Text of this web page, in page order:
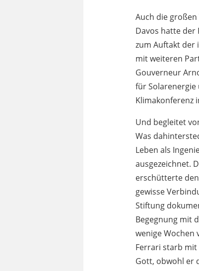
Auch die
Davos hatte der
zum Auftakt der
mit weiteren
Gouverneur
für Solarenergie
Klimakonferenz
Und begleitet
Was
Leben als
ausgezeichnet.
erschütterte
gewisse
Stiftung
Begegnung mit
wenige Wochen
Ferrari starb mit
Gott, obwohl er